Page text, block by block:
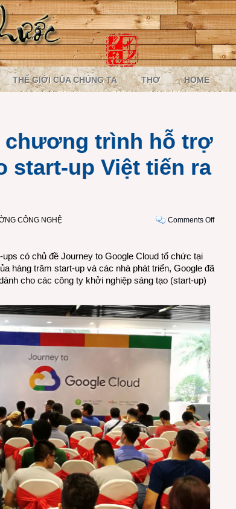
THẾ GIỚI CỦA CHÚNG TA THƠ HOME
chương trình hỗ trợ
start-up Việt tiến ra
CÔNG NGHỆ Comments Offon
chương
có chủ đề Journey to Google Cloud tổ chức tại
hàng trăm start-up và các nhà phát triển, Google đã
cho các công ty khởi nghiệp sáng tạo (start-up)